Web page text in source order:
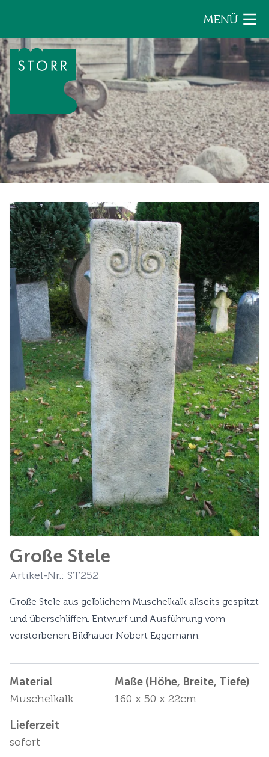
MENÜ
Große Stele
Artikel-Nr.: ST252
Große Stele aus gelblichem Muschelkalk allseits gespitzt
und überschliffen. Entwurf und Ausführung vom
verstorbenen Bildhauer Nobert Eggemann.
Material
Muschelkalk
Maße (Höhe, Breite, Tiefe)
160 x 50 x 22cm
Lieferzeit
sofort